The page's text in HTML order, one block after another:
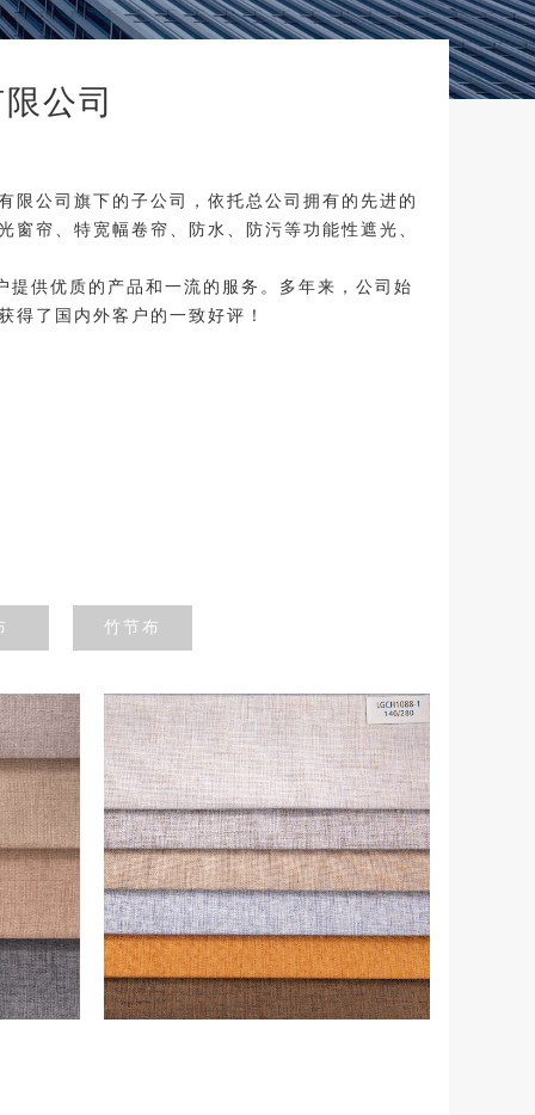
公司
限公司旗下的子公司，依托总公司拥有的先进的
帘、特宽幅卷帘、防水、防污等功能性遮光、
供优质的产品和一流的服务。多年来，公司始
得了国内外客户的一致好评！
竹节布